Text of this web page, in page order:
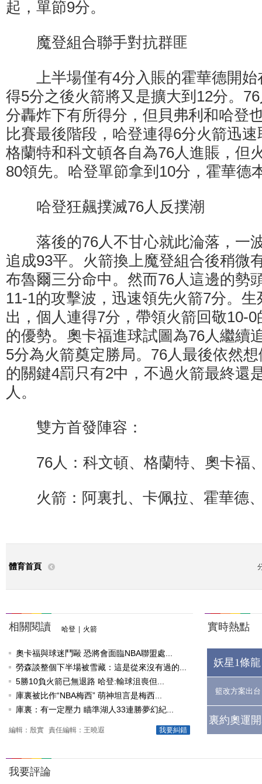
起，單節9分。
魔登組合聯手對抗群匪
上半場僅有4分入賬的霍華德開始
得5分之後火箭將又是擴大到12分。
分轟炸下有所得分，但貝弗利和哈登
比賽最後階段，哈登連得6分火箭迅
格蘭特和科文頓各自為76人進賬，但
80領先。哈登單節拿到10分，霍華德
哈登狂飆撲滅76人反撲潮
落後的76人不甘心就此淪落，一
追成93平。火箭換上魔登組合後稍微
布魯爾三分命中。然而76人這邊的勢
11-1的攻擊波，迅速領先火箭7分。
出，個人連得7分，帶領火箭回敬10-
的優勢。奧卡福進球試圖為76人繼續
5分為火箭奠定勝局。76人最後依然
的關鍵4罰只有2中，不過火箭最終還
人。
雙方首發陣容：
76人：科文頓、格蘭特、奧卡福
火箭：阿裏扎、卡佩拉、霍華德
體育首頁
相關閱讀 哈登 火箭
奧卡福與球迷鬥毆 恐將會面臨NBA聯盟處...
勞森談整個下半場被雪藏：這是從來沒有過的...
5勝10負火箭已無退路 哈登:輸球沮喪但...
庫裏被比作“NBA梅西” 萌神坦言是梅西...
庫裏：有一定壓力 瞄準湖人33連勝夢幻紀...
我要糾錯
編輯：殷實 責任編輯：王曉遐
實時熱點
妖星1條
籃改方案出台
裏約奧運